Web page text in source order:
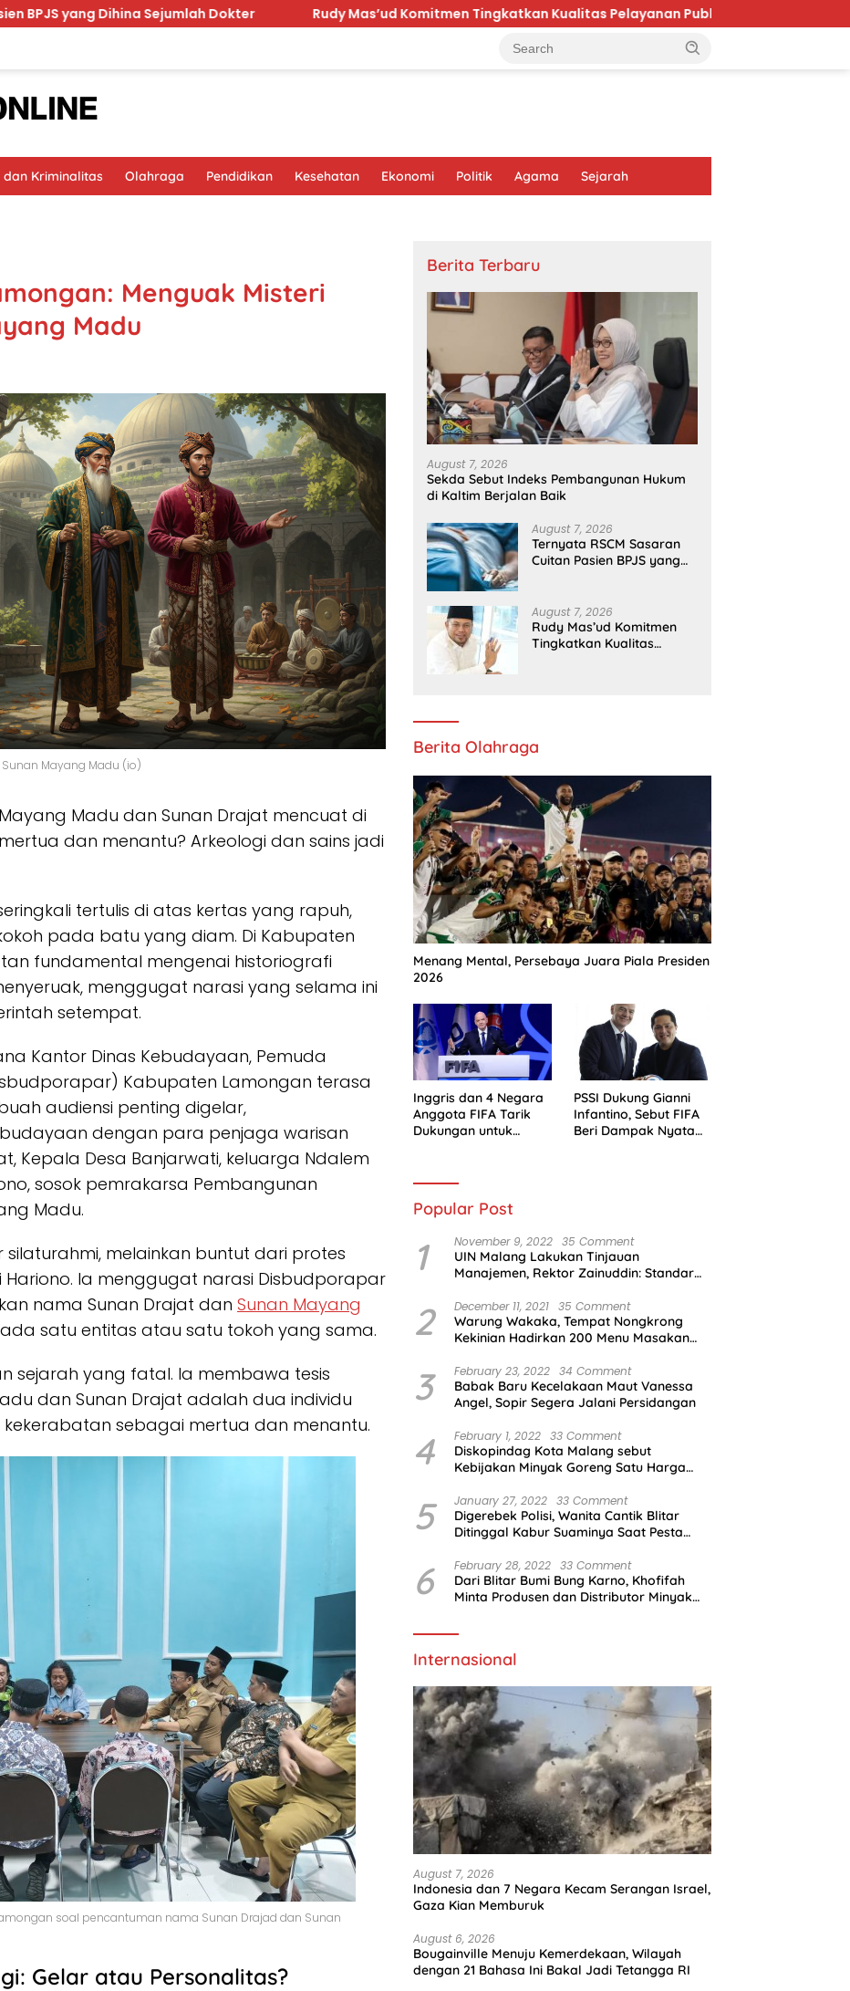
Sejumlah Dokter Rudy Mas’ud Komitmen Tingkatkan Kualitas Pelayanan Publik di Kaltim
dan Kriminalitas Olahraga Pendidikan Kesehatan Ekonomi Politik Agama Sejarah
Menguak Misteri
Madu
Mayang Madu (io)
Madu dan Sunan Drajat mencuat di
dan menantu? Arkeologi dan sains jadi
tertulis di atas kertas yang rapuh,
pada batu yang diam. Di Kabupaten
fundamental mengenai historiografi
menggugat narasi yang selama ini
setempat.
Kantor Dinas Kebudayaan, Pemuda
Kabupaten Lamongan terasa
audiensi penting digelar,
dengan para penjaga warisan
Kepala Desa Banjarwati, keluarga Ndalem
sosok pemrakarsa Pembangunan
Madu.
silaturahmi, melainkan buntut dari protes
Hariono. Ia menggugat narasi Disbudporapar
nama Sunan Drajat dan Sunan Mayang
satu entitas atau satu tokoh yang sama.
sejarah yang fatal. Ia membawa tesis
dan Sunan Drajat adalah dua individu
sebagai mertua dan menantu.
soal pencantuman nama Sunan Drajad dan Sunan
Gelar atau Personalitas?
Berita Terbaru
August 7, 2026
Sekda Sebut Indeks Pembangunan Hukum
di Kaltim Berjalan Baik
August 7, 2026
Ternyata RSCM Sasaran
Cuitan Pasien BPJS yang
August 7, 2026
Rudy Mas’ud Komitmen
Tingkatkan Kualitas
Berita Olahraga
Menang Mental, Persebaya Juara Piala Presiden
2026
Inggris dan 4 Negara
Anggota FIFA Tarik
Dukungan untuk
PSSI Dukung Gianni
Infantino, Sebut FIFA
Beri Dampak Nyata
Popular Post
1 November 9, 2022 35 Comment
UIN Malang Lakukan Tinjauan
Manajemen, Rektor Zainuddin: Standar
2 December 11, 2021 35 Comment
Warung Wakaka, Tempat Nongkrong
Kekinian Hadirkan 200 Menu Masakan
3 February 23, 2022 34 Comment
Babak Baru Kecelakaan Maut Vanessa
Angel, Sopir Segera Jalani Persidangan
4 February 1, 2022 33 Comment
Diskopindag Kota Malang sebut
Kebijakan Minyak Goreng Satu Harga
5 January 27, 2022 33 Comment
Digerebek Polisi, Wanita Cantik Blitar
Ditinggal Kabur Suaminya Saat Pesta
6 February 28, 2022 33 Comment
Dari Blitar Bumi Bung Karno, Khofifah
Minta Produsen dan Distributor Minyak
Internasional
August 7, 2026
Indonesia dan 7 Negara Kecam Serangan Israel,
Gaza Kian Memburuk
August 6, 2026
Bougainville Menuju Kemerdekaan, Wilayah
dengan 21 Bahasa Ini Bakal Jadi Tetangga RI